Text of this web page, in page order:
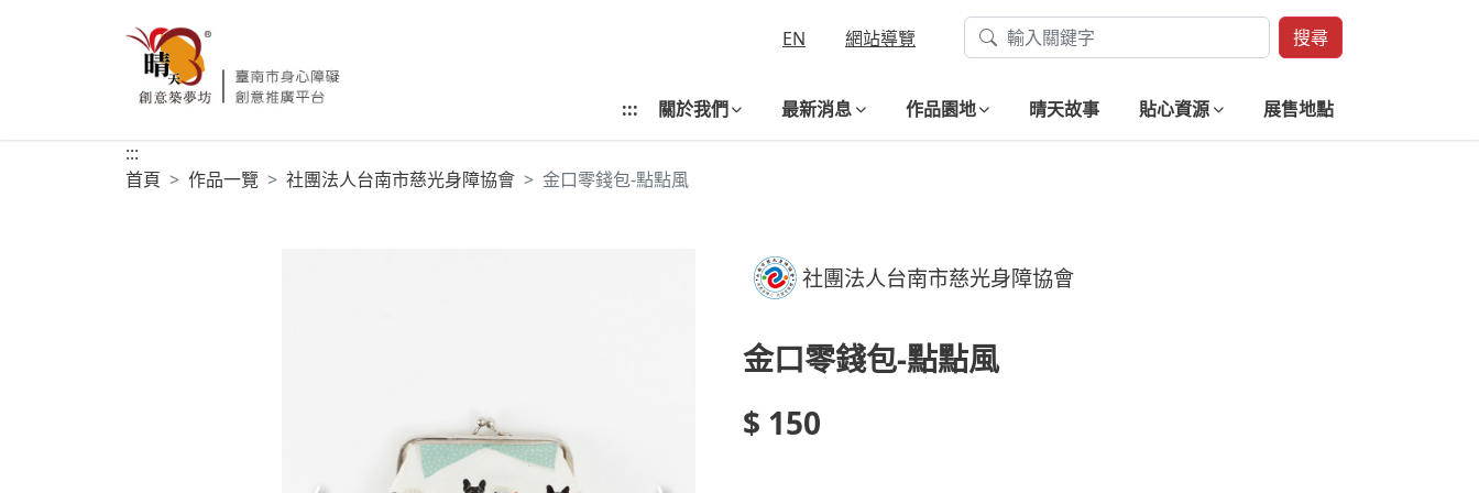
EN 網站導覽 搜尋
::: 關於我們 最新消息 作品園地 晴天故事 貼心資源
展售地點
:::
首頁
作品一覽 社團法人台南市慈光身障協會 金口零錢包-點點風
社團法人台南市慈光身障協會
金口零錢包-點點風
$ 150